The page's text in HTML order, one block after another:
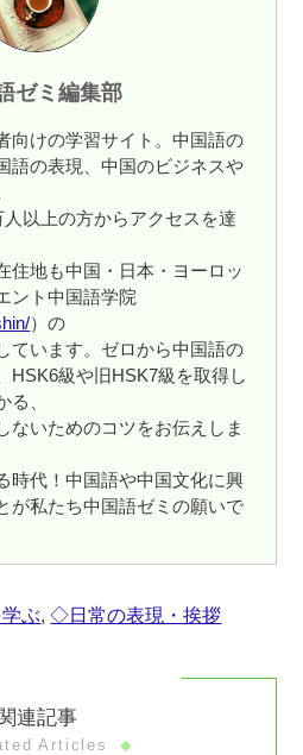
ゼミ編集部
向けの学習サイト。中国語の
語の表現、中国のビジネスや
以上の方からアクセスを達
住地も中国・日本・ヨーロッ
ント中国語学院
）の
ています。ゼロから中国語の
HSK6級や旧HSK7級を取得し
る、
ないためのコツをお伝えしま
時代！中国語や中国文化に興
が私たち中国語ゼミの願いで
ぶ,◇日常の表現・挨拶
連記事
Articles